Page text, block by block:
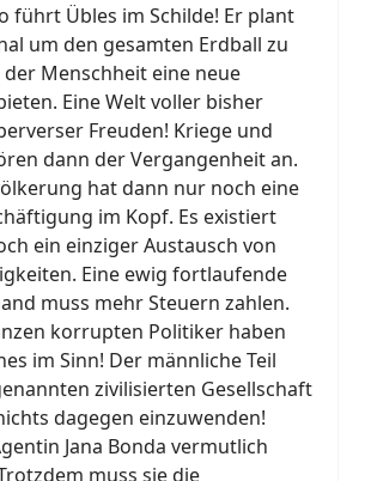
führt Übles im Schilde! Er plant
um den gesamten Erdball zu
Menschheit eine neue
Eine Welt voller bisher
Freuden! Kriege und
dann der Vergangenheit an.
hat dann nur noch eine
im Kopf. Es existiert
ein einziger Austausch von
Eine ewig fortlaufende
muss mehr Steuern zahlen.
korrupten Politiker haben
im Sinn! Der männliche Teil
zivilisierten Gesellschaft
dagegen einzuwenden!
Jana Bonda vermutlich
muss sie die